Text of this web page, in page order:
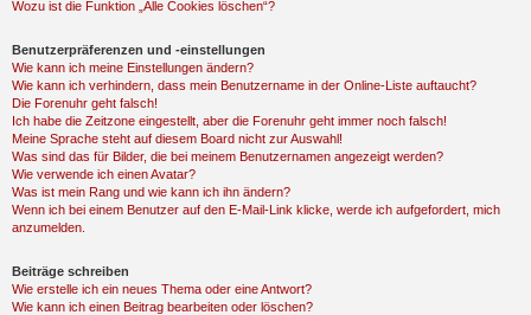
Wozu ist die Funktion „Alle Cookies löschen“?
Benutzerpräferenzen und -einstellungen
Wie kann ich meine Einstellungen ändern?
Wie kann ich verhindern, dass mein Benutzername in der Online-Liste auftaucht?
Die Forenuhr geht falsch!
Ich habe die Zeitzone eingestellt, aber die Forenuhr geht immer noch falsch!
Meine Sprache steht auf diesem Board nicht zur Auswahl!
Was sind das für Bilder, die bei meinem Benutzernamen angezeigt werden?
Wie verwende ich einen Avatar?
Was ist mein Rang und wie kann ich ihn ändern?
Wenn ich bei einem Benutzer auf den E-Mail-Link klicke, werde ich aufgefordert, mich
anzumelden.
Beiträge schreiben
Wie erstelle ich ein neues Thema oder eine Antwort?
Wie kann ich einen Beitrag bearbeiten oder löschen?